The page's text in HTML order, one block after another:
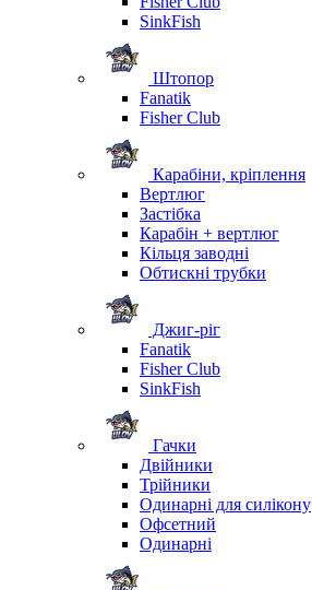
SinkFish
Штопор
Fanatik
Fisher Club
Карабіни, кріплення
Вертлюг
Застібка
Карабін + вертлюг
Кільця заводні
Обтискні трубки
Джиг-ріг
Fanatik
Fisher Club
SinkFish
Гачки
Двійники
Трійники
Одинарні для силікону
Офсетний
Одинарні